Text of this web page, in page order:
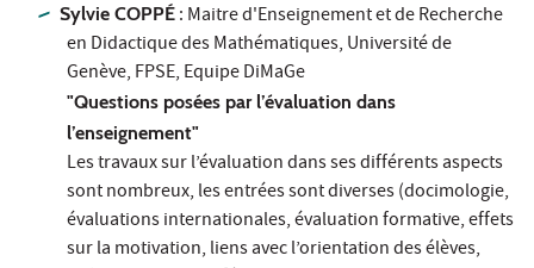
Sylvie COPPÉ : Maitre d'Enseignement et de Recherche
en Didactique des Mathématiques, Université de
Genève, FPSE, Equipe DiMaGe
"Questions posées par l’évaluation dans
l’enseignement"
Les travaux sur l’évaluation dans ses différents aspects
sont nombreux, les entrées sont diverses (docimologie,
évaluations internationales, évaluation formative, effets
sur la motivation, liens avec l’orientation des élèves,